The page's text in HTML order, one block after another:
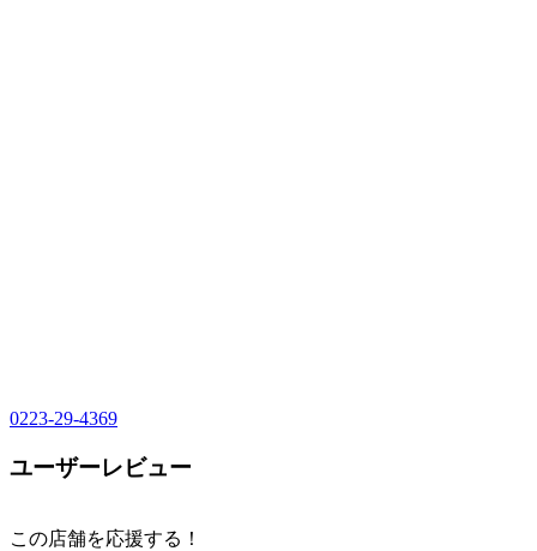
0223-29-4369
ユーザーレビュー
この店舗を応援する！